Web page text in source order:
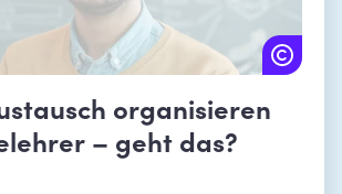
organisieren
– geht das?